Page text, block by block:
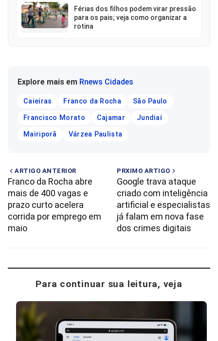
Férias dos filhos podem virar pressão
para os pais; veja como organizar a
rotina
Explore mais em Rnews Cidades
Caieiras Franco da Rocha
São Paulo
Francisco Morato
Cajamar
Jundiaí
Mairiporã
Várzea Paulista
ARTIGO ANTERIOR
Franco da Rocha abre
mais de 400 vagas e
prazo curto acelera
corrida por emprego em
maio
PRXIMO ARTIGO
Google trava ataque
criado com inteligência
artificial e especialistas
já falam em nova fase
dos crimes digitais
Para continuar sua leitura, veja